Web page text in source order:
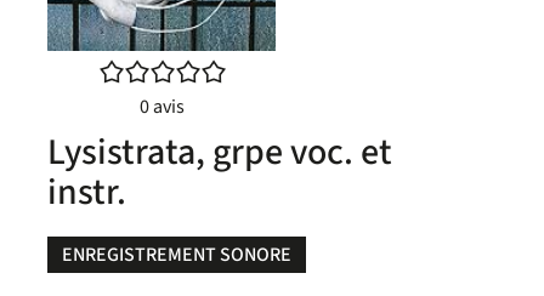
/5
0avis
Lysistrata, grpe voc. et
instr.
ENREGISTREMENT SONORE